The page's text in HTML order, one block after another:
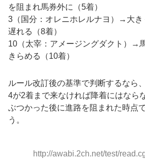
を阻まれ馬券外に（5着）
3（国分：オレニホレルナヨ）→大き
遅れる（8着）
10（太宰：アメージングダクト）→
きらめる（10着）
ルール改訂後の基準で判断するなら、
4が2着まで来なければ降着にはなら
ぶつかった後に進路を阻まれた時点
う。
http://awabi.2ch.net/test/